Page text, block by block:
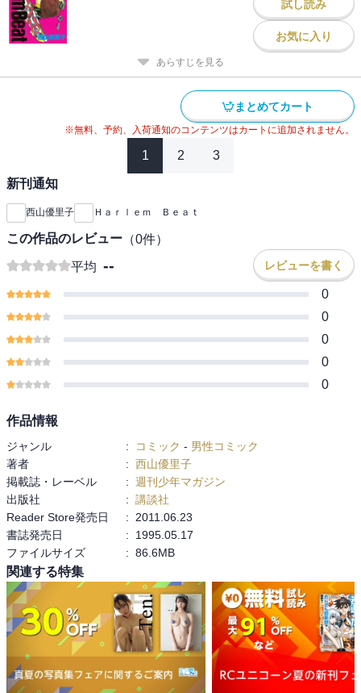
試し読み
お気に入り
あらすじを見る
まとめてカート
※無料、予約、入荷通知のコンテンツはカートに追加されません。
1 2 3
新刊通知
西山優里子 Ｈａｒｌｅｍ Ｂｅａｔ
この作品のレビュー （0件）
平均 -- レビューを書く
0
0
0
0
0
作品情報
ジャンル : コミック - 男性コミック
著者
: 西山優里子
掲載誌・レーベル
: 週刊少年マガジン
出版社
: 講談社
Reader Store発売日
:
2011.06.23
書誌発売日
:
1995.05.17
ファイルサイズ
: 86.6MB
関連する特集